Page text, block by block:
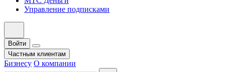
Управление подписками
Войти
Частным клиентам
Бизнесу О компании